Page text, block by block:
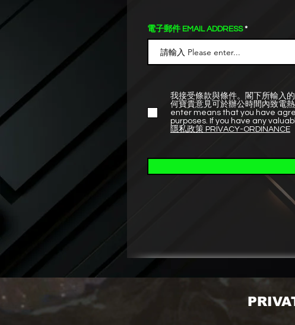
電子郵件 EMAIL ADDRESS
我接受條款與條件。閣下所輸入
何寶貴意見可於辦公時間內致電
enter means that you have
purposes. If you have any
隱私政策 PRIVACY-ORDINANCE